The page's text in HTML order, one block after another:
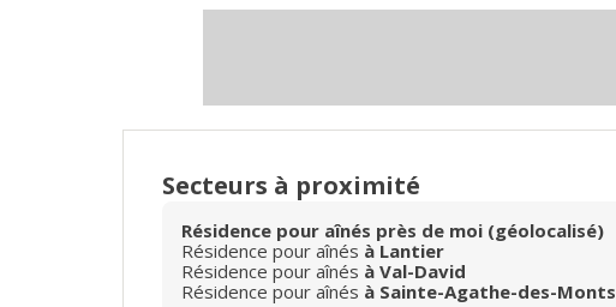
Secteurs à proximité
Résidence pour aînés près de moi (géolocalisé)
Résidence pour aînés à Lantier
Résidence pour aînés à Val-David
Résidence pour aînés à Sainte-Agathe-des-Monts